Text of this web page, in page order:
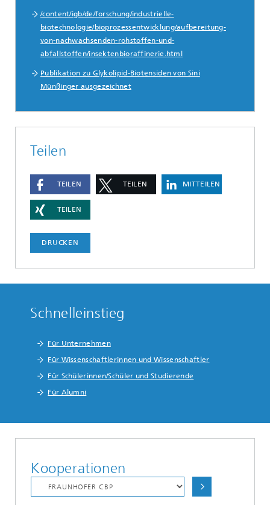
/content/igb/de/forschung/industrielle-
biotechnologie/bioprozessentwicklung/aufbereitung-
von-nachwachsenden-rohstoffen-und-
abfallstoffen/insektenbioraffinerie.html
Publikation zu Glykolipid-Biotensiden von Sini
Münßinger ausgezeichnet
Teilen
TEILEN TEILEN MITTEILEN
TEILEN
DRUCKEN
Schnelleinstieg
Für Unternehmen
Für Wissenschaftlerinnen und Wissenschaftler
Für Schülerinnen/Schüler und Studierende
Für Alumni
Kooperationen